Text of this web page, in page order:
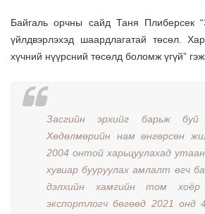
Байгаль орчны сайд Таня Плиберсек
үйлдвэрлэхэд шаардлагатай төсөл.
хүчний нүүрсний төсөлд боломж үгүй”
Засгийн эрхийг барьж буй
Хөдөлмөрийн нам өнгөрсөн
2004 онтой харьцуулахад
хувиар бууруулах амлалт өгч
дэлхийн хамгийн том хоёр
экспортлогч бөгөөд 2021 онд